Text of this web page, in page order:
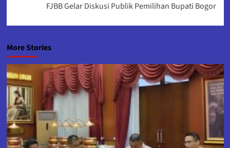
FJBB Gelar Diskusi Publik Pemilihan Bupati Bogor
More Stories